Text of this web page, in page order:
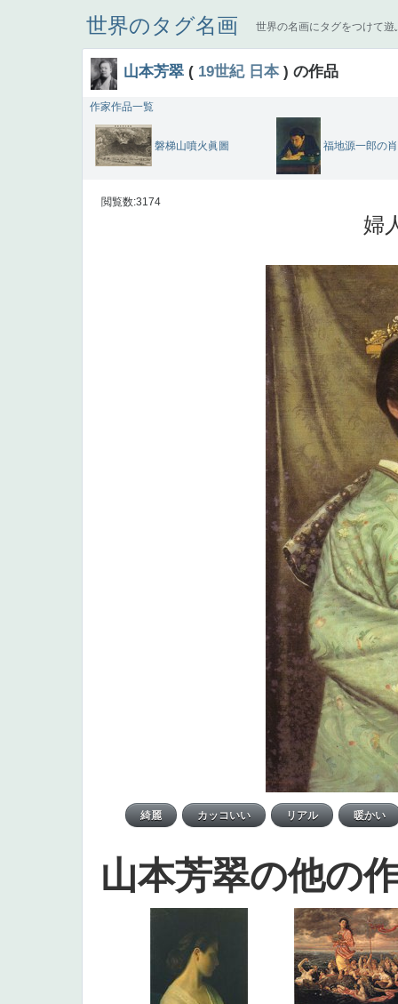
世界のタグ名画 世界の名画にタグをつけて遊
山本芳翠 ( 19世紀 日本) の作品
作家作品一覧
磐梯山噴火眞圖 福地源一郎の
閲覧数:3174
婦
山本芳翠の他の